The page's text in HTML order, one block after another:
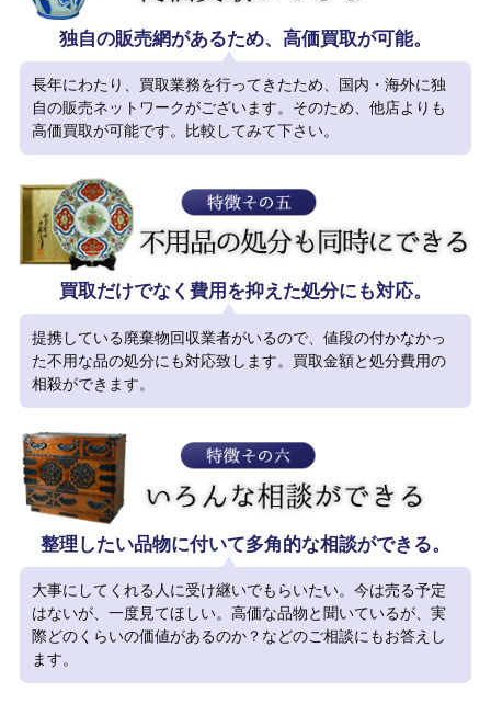
独自の販売網があるため、高価買取が可能。
長年にわたり、買取業務を行ってきたため、国内・海外に独
自の販売ネットワークがございます。そのため、他店よりも
高価買取が可能です。比較してみて下さい。
買取だけでなく費用を抑えた処分にも対応。
提携している廃棄物回収業者がいるので、値段の付かなかっ
た不用な品の処分にも対応致します。買取金額と処分費用の
相殺ができます。
整理したい品物に付いて多角的な相談ができる。
大事にしてくれる人に受け継いでもらいたい。今は売る予定
はないが、一度見てほしい。高価な品物と聞いているが、実
際どのくらいの価値があるのか？などのご相談にもお答えし
ます。